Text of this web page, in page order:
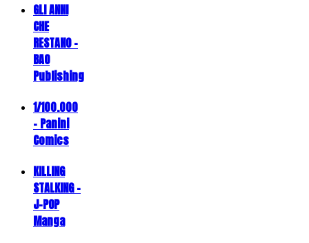
GLI ANNI
CHE
RESTANO -
BAO
Publishing
1/100.000
- Panini
Comics
KILLING
STALKING -
J-POP
Manga